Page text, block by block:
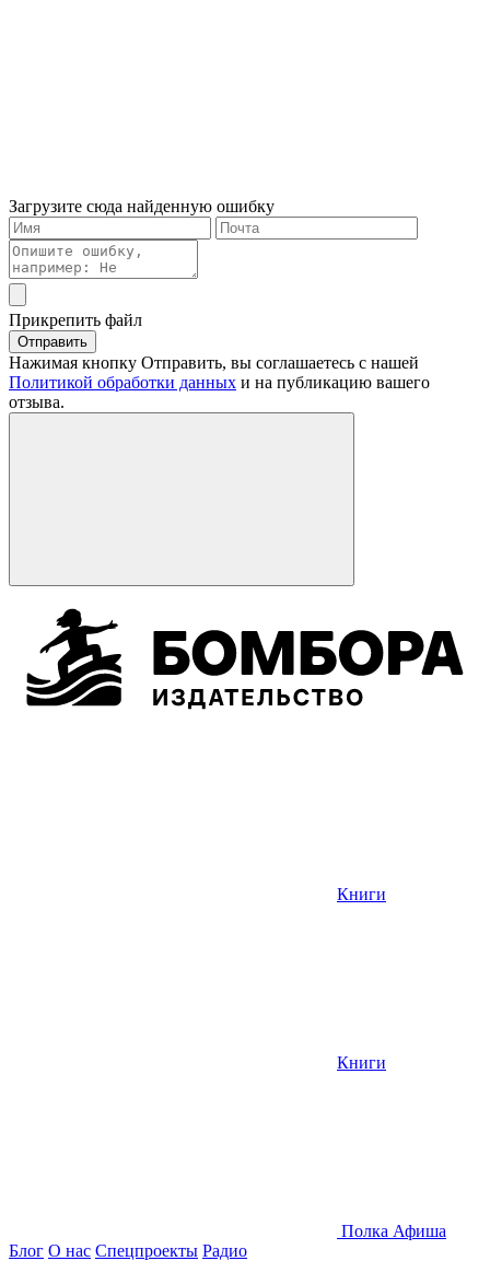
Загрузите сюда найденную ошибку
Прикрепить файл
Отправить
Нажимая кнопку Отправить, вы соглашаетесь с нашей
Политикой обработки данных и на публикацию вашего
отзыва.
Книги
Книги
Полка Афиша
Блог О нас Спецпроекты Радио